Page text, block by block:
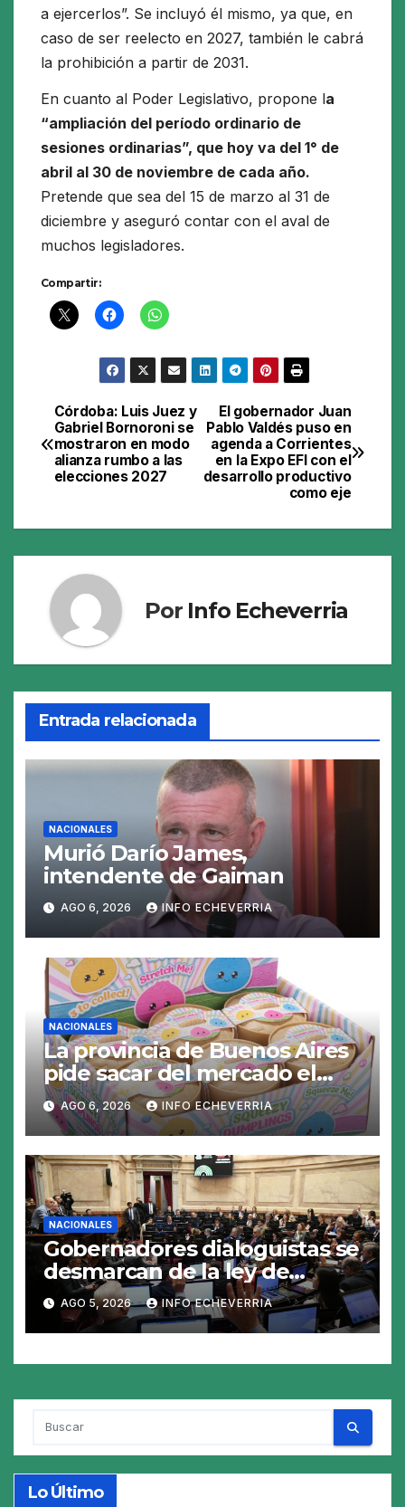
a ejercerlos”. Se incluyó él mismo, ya que, en
caso de ser reelecto en 2027, también le cabrá
la prohibición a partir de 2031.
En cuanto al Poder Legislativo, propone la
“ampliación del período ordinario de
sesiones ordinarias”, que hoy va del 1° de
abril al 30 de noviembre de cada año.
Pretende que sea del 15 de marzo al 31 de
diciembre y aseguró contar con el aval de
muchos legisladores.
Compartir:
Navegación
de
El gobernador Juan
Pablo Valdés puso en
agenda a Corrientes
en la Expo EFI con el
desarrollo productivo
como eje
Córdoba: Luis Juez y
Gabriel Bornoroni se
mostraron en modo
alianza rumbo a las
elecciones 2027
Por Info Echeverria
Entrada relacionada
NACIONALES
Murió Darío James,
intendente de Gaiman
AGO 6, 2026 INFO ECHEVERRIA
NACIONALES
La provincia de Buenos Aires
pide sacar del mercado el
«Squeezy Dumpling», un
juguete «tóxico»
AGO 6, 2026 INFO ECHEVERRIA
NACIONALES
Gobernadores dialoguistas se
desmarcan de la ley de
Tierras y ponen en jaque su
tratamiento en el Senado
AGO 5, 2026 INFO ECHEVERRIA
Lo Último